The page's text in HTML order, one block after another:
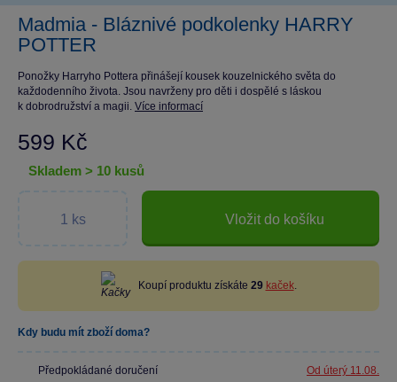
Madmia - Bláznivé podkolenky HARRY
POTTER
Ponožky Harryho Pottera přinášejí kousek kouzelnického světa do
každodenního života. Jsou navrženy pro děti i dospělé s láskou
k dobrodružství a magii. Více informací
599 Kč
skladem > 10 kusů
Vložit do košíku
Koupí produktu získáte 29 kaček.
Kdy budu mít zboží doma?
Předpokládané doručení Od úterý 11.08.